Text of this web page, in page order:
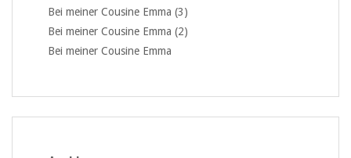
Bei meiner Cousine Emma (3)
Bei meiner Cousine Emma (2)
Bei meiner Cousine Emma